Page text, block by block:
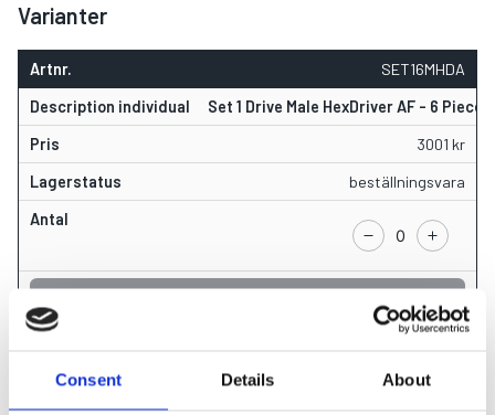
Consent Details About
Varianter
SET16MHDA
Set 1 Drive Male HexDriver AF - 6 Piece
3001 kr
beställningsvara
LÄGG SAMTLIGA I VARUKORG